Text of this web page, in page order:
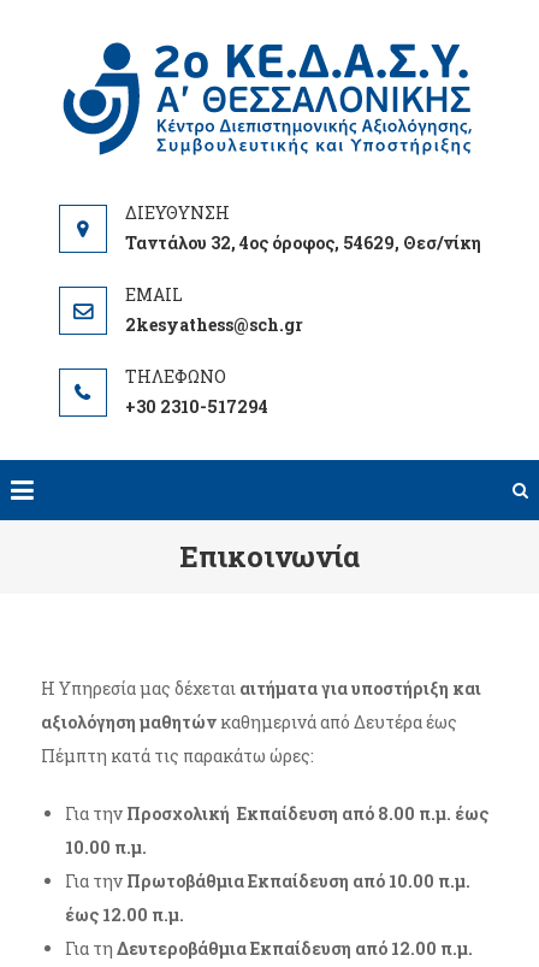
Ταντάλου 32, 4ος όροφος, 54629, Θεσ/νίκη
2kesyathess@sch.gr
+30 2310-517294
Επικοινωνία
Η Υπηρεσία μας δέχεται αιτήματα για υποστήριξη και
αξιολόγηση μαθητών καθημερινά από Δευτέρα έως
Πέμπτη κατά τις παρακάτω ώρες:
Για την Προσχολική Εκπαίδευση από 8.00 π.μ. έως
10.00 π.μ.
Για την Πρωτοβάθμια Εκπαίδευση από 10.00 π.μ.
έως 12.00 π.μ.
Για τηΔευτεροβάθμια Εκπαίδευση από 12.00 π.μ.